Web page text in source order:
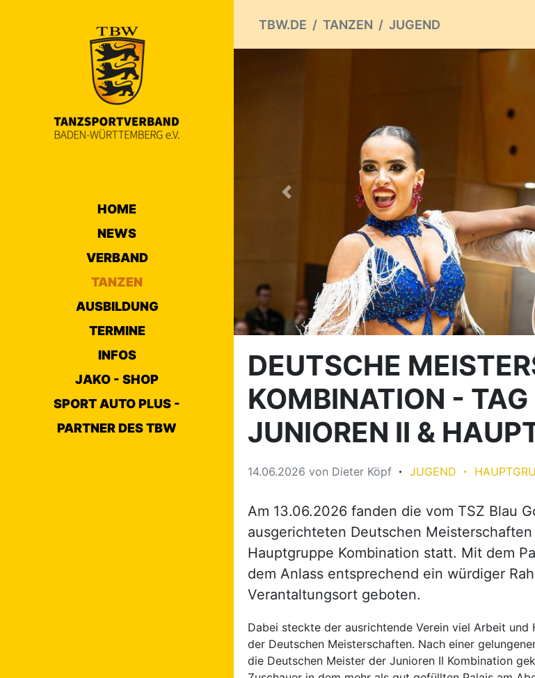
HOME
NEWS
VERBAND
TANZEN
AUSBILDUNG
TERMINE
INFOS
JAKO - SHOP
SPORT AUTO PLUS -
PARTNER DES TBW
TBW.DE TANZEN JUGEND
DEUTSCHE
KOMBINATION - TAG
JUNIOREN II &
14.06.2026vonDieter Köpf JUGEND
Am 13.06.2026 fanden die vom TSZ Blau
ausgerichteten Deutschen Meisterschaften
dem Anlass entsprechend ein würdiger
Verantaltungsort geboten.
Dabei steckte der ausrichtende Verein viel Arbeit und
der Deutschen Meisterschaften. Nach einer
Zuschauer in dem mehr als gut gefüllten Palais am
dem Semi-Finale und schließlich dem Finale der
zugeschaut.
Die Paare aus dem TBW waren sehr erfolgreich.
Herzlichen Glückwunsch an beide Paare zum Gewinn
Ergbnisse unter:
Deutsche Meisterschaften Junioren II, Jugend,